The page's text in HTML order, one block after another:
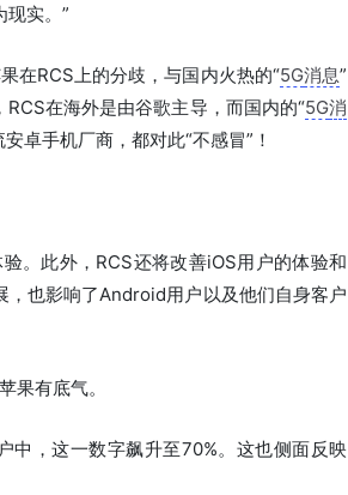
现实。”
在RCS上的分歧，与国内火热的“5G消息”
在海外是由谷歌主导，而国内的“5G消
卓手机厂商，都对此“不感冒”！
。此外，RCS还将改善iOS用户的体验和
，也影响了Android用户以及他们自身客户
果有底气。
中，这一数字飙升至70%。这也侧面反映